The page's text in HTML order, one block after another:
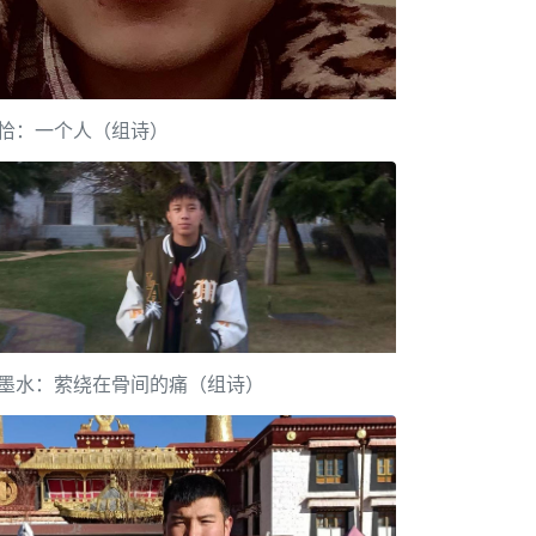
：一个人（组诗）
水：萦绕在骨间的痛（组诗）